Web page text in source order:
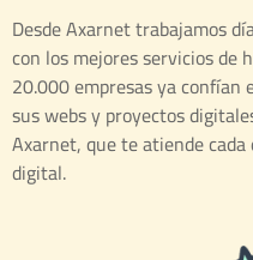
Desde Axarnet trabajamos
con los mejores servicios de
20.000 empresas ya confían
sus webs y proyectos
Axarnet, que te atiende
digital.